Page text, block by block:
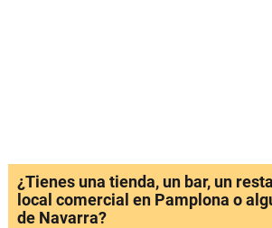
¿Tienes una tienda, un bar, un
local comercial en Pamplona o
de Navarra?